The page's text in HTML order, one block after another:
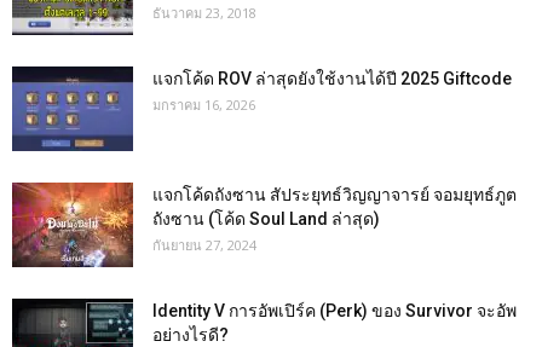
ธันวาคม 23, 2018
แจกโค้ด ROV ล่าสุดยังใช้งานได้ปี 2025 Giftcode
มกราคม 16, 2026
แจกโค้ดถังซาน สัประยุทธ์วิญญาจารย์ จอมยุทธ์ภูต
ถังซาน (โค้ด Soul Land ล่าสุด)
กันยายน 27, 2024
Identity V การอัพเปิร์ค (Perk) ของ Survivor จะอัพ
อย่างไรดี?